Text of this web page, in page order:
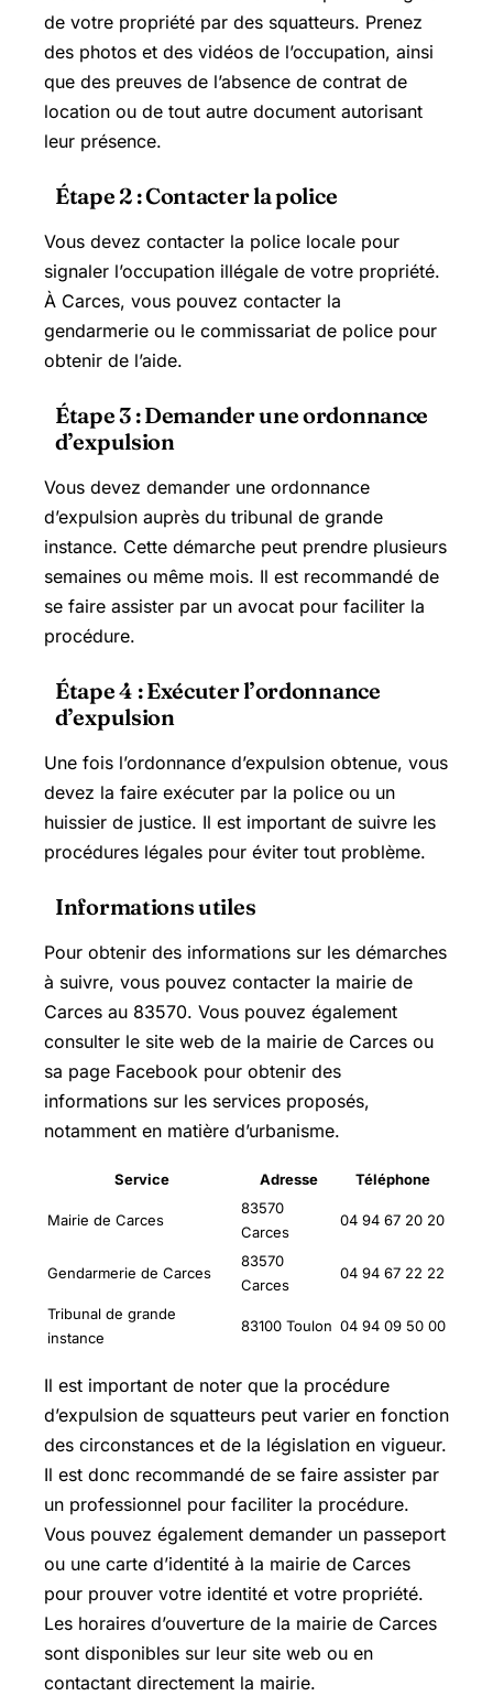
de votre propriété par des squatteurs. Prenez
des photos et des vidéos de l’occupation, ainsi
que des preuves de l’absence de contrat de
location ou de tout autre document autorisant
leur présence.
Étape 2 : Contacter la police
Vous devez contacter la police locale pour
signaler l’occupation illégale de votre propriété.
À Carces, vous pouvez contacter la
gendarmerie ou le commissariat de police pour
obtenir de l’aide.
Étape 3 : Demander une ordonnance
d’expulsion
Vous devez demander une ordonnance
d’expulsion auprès du tribunal de grande
instance. Cette démarche peut prendre plusieurs
semaines ou même mois. Il est recommandé de
se faire assister par un avocat pour faciliter la
procédure.
Étape 4 : Exécuter l’ordonnance
d’expulsion
Une fois l’ordonnance d’expulsion obtenue, vous
devez la faire exécuter par la police ou un
huissier de justice. Il est important de suivre les
procédures légales pour éviter tout problème.
Informations utiles
Pour obtenir des informations sur les démarches
à suivre, vous pouvez contacter la mairie de
Carces au 83570. Vous pouvez également
consulter le site web de la mairie de Carces ou
sa page Facebook pour obtenir des
informations sur les services proposés,
notamment en matière d’urbanisme.
Service Adresse Téléphone
Mairie de Carces
83570
Carces
04 94 67 20 20
Gendarmerie de Carces
83570
Carces
04 94 67 22 22
Tribunal de grande
instance
83100 Toulon 04 94 09 50 00
Il est important de noter que la procédure
d’expulsion de squatteurs peut varier en fonction
des circonstances et de la législation en vigueur.
Il est donc recommandé de se faire assister par
un professionnel pour faciliter la procédure.
Vous pouvez également demander un passeport
ou une carte d’identité à la mairie de Carces
pour prouver votre identité et votre propriété.
Les horaires d’ouverture de la mairie de Carces
sont disponibles sur leur site web ou en
contactant directement la mairie.